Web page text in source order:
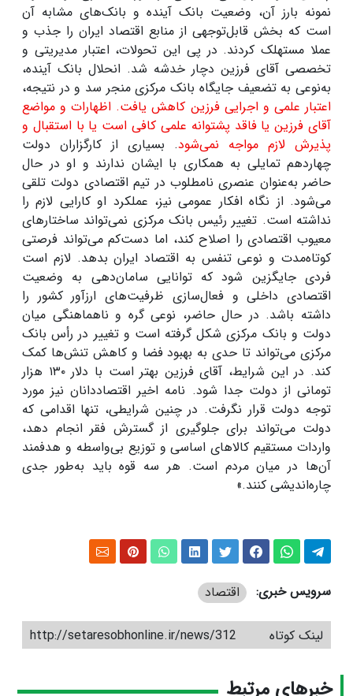
نمونه بارز آن، وضعیت بانک آینده و بانک‌های مشابه آن
است که بخش قابل‌توجهی از منابع اقتصاد ایران را جذب و
عملا مستهلک کردند. در پی این تحولات، اعتبار مدیریتی و
تخصصی آقای فرزین دچار خدشه شد. انحلال بانک آینده،
به‌نوعی به تضعیف جایگاه بانک مرکزی منجر سد و در نتیجه،
اعتبار علمی و اجرایی فرزین کاهش یافت. اظهارات و مواضع
آقای فرزین یا فاقد پشتوانه علمی کافی است یا با استقبال و
پذیرش لازم مواجه نمی‌شود. بسیاری از کارگزاران دولت
چهاردهم تمایلی به همکاری با ایشان ندارند و او در حال
حاضر به‌عنوان عنصری نامطلوب در تیم اقتصادی دولت تلقی
می‌شود. از نگاه افکار عمومی نیز، عملکرد او کارایی لازم را
نداشته است. تغییر رئیس بانک مرکزی نمی‌تواند ساختارهای
معیوب اقتصادی را اصلاح کند، اما دست‌کم می‌تواند فرصتی
کوتاه‌مدت و نوعی تنفس به اقتصاد ایران بدهد. لازم است
فردی جایگزین شود که توانایی سامان‌دهی به وضعیت
اقتصادی داخلی و فعال‌سازی ظرفیت‌های ارزآور کشور را
داشته باشد. در حال حاضر، نوعی گره و ناهماهنگی میان
دولت و بانک مرکزی شکل گرفته است و تغییر در رأس بانک
مرکزی می‌تواند تا حدی به بهبود فضا و کاهش تنش‌ها کمک
کند. در این شرایط، آقای فرزین بهتر است با دلار۱۳۰ هزار
تومانی از دولت جدا شود. نامه اخیر اقتصاددانان نیز مورد
توجه دولت قرار نگرفت. در چنین شرایطی، تنها اقدامی که
دولت می‌تواند برای جلوگیری از گسترش فقر انجام دهد،
واردات مستقیم کالاهای اساسی و توزیع بی‌واسطه و هدفمند
آن‌ها در میان مردم است. هر سه قوه باید به‌طور جدی
چاره‌اندیشی کنند.»
سرویس خبری: اقتصاد
لینک کوتاه http://setaresobhonline.ir/news/312
خبرهای مرتبط